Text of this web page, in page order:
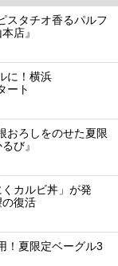
スタチオ香るパルフ
店』
に！横浜
ート
おろしをのせた夏限
び』
くカルビ丼」が発
復活
！夏限定ベーグル3